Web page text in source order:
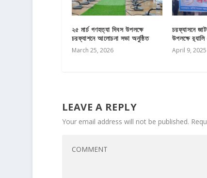
২৫ মার্চ গণহত্যা দিবস উপলক্ষে
চরফ্যাশনে আলোচনা সভা অনুষ্ঠিত
March 25, 2026
চরফ্যাসনে
উপলক্ষে
April 9, 2025
LEAVE A REPLY
Your email address will not be published.